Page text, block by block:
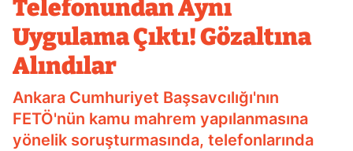
Telefonundan Aynı
Uygulama Çıktı! Gözaltına
Alındılar
Ankara Cumhuriyet Başsavcılığı'nın
FETÖ'nün kamu mahrem yapılanmasına
yönelik soruşturmasında, telefonlarında